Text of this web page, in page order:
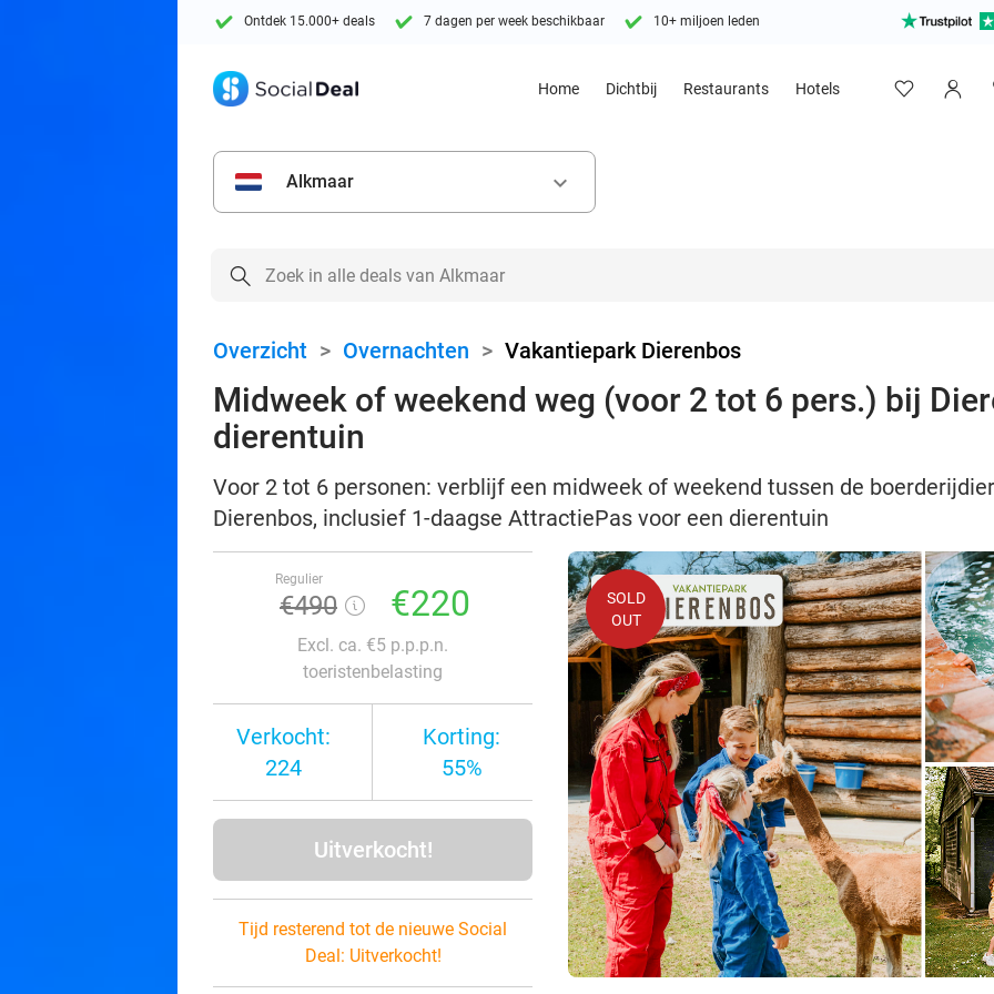
Ontdek 15.000+ deals 7 dagen per week beschikbaar 10+ miljoen leden
Home Dichtbij Restaurants Hotels
Alkmaar keyboard_arrow_down
Overzicht > Overnachten > Vakantiepark Dierenbos
Midweek of weekend weg (voor 2 tot 6 pers.) bij
dierentuin
Voor 2 tot 6 personen: verblijf een midweek of weekend tussen de
Dierenbos, inclusief 1-daagse AttractiePas voor een dierentuin
Regulier
€490 €220
Excl. ca. €5 p.p.p.n.
toeristenbelasting
Verkocht:
224
Korting:
55%
Uitverkocht!
Tijd resterend tot de nieuwe Social
Deal: Uitverkocht!
SOLD
OUT